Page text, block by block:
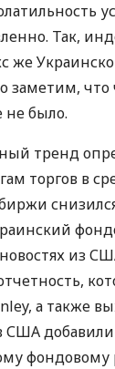
Так,
же
заметим,
не было.
тренд
торгов в
из
а также
США
фондовому